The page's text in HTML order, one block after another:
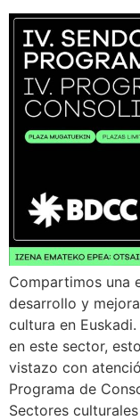
Compartimos una
desarrollo y
cultura en
en este sector,
vistazo con
Programa de
Sectores